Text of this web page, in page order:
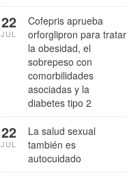
Cofepris aprueba
orforglipron para tratar
la obesidad, el
sobrepeso con
comorbilidades
asociadas y la
diabetes tipo 2
22
JUL
La salud sexual
también es
autocuidado
22
JUL